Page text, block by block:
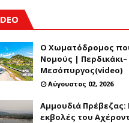
Ο Χωματόδρομος
Νομούς | Περδικάκι–
Μεσόπυργος(video)
Αύγουστος 02, 2026
Αμμουδιά Πρέβεζας:
εκβολές του